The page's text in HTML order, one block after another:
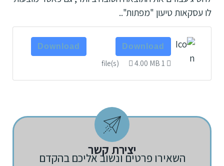
לו עסקאות טיעון "מפתות"..
Download
4.00 MB
Download
יצירת קשר
השאירו פרטים ונשוב אליכם בהקדם